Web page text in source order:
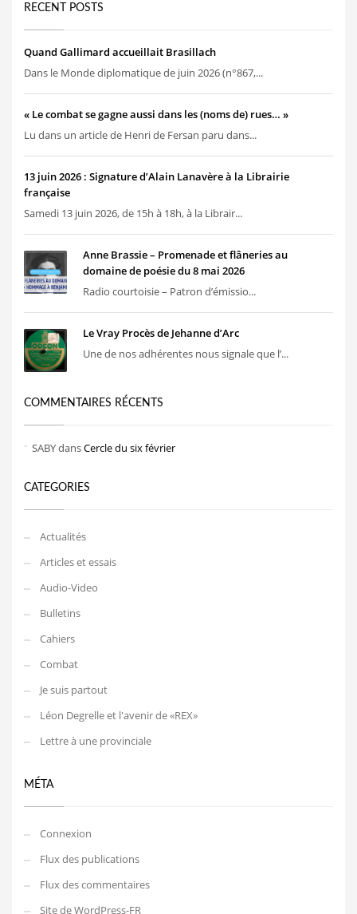
RECENT POSTS
Quand Gallimard accueillait Brasillach
Dans le Monde diplomatique de juin 2026 (n°867,...
« Le combat se gagne aussi dans les (noms de) rues… »
Lu dans un article de Henri de Fersan paru dans...
13 juin 2026 : Signature d’Alain Lanavère à la Librairie
française
Samedi 13 juin 2026, de 15h à 18h, à la Librair...
Anne Brassie – Promenade et flâneries au
domaine de poésie du 8 mai 2026
Radio courtoisie – Patron d’émissio...
Le Vray Procès de Jehanne d’Arc
Une de nos adhérentes nous signale que l’...
COMMENTAIRES RÉCENTS
SABYdansCercle du six février
CATEGORIES
Actualités
Articles et essais
Audio-Video
Bulletins
Cahiers
Combat
Je suis partout
Léon Degrelle et l'avenir de «REX»
Lettre à une provinciale
MÉTA
Connexion
Flux des publications
Flux des commentaires
Site de WordPress-FR